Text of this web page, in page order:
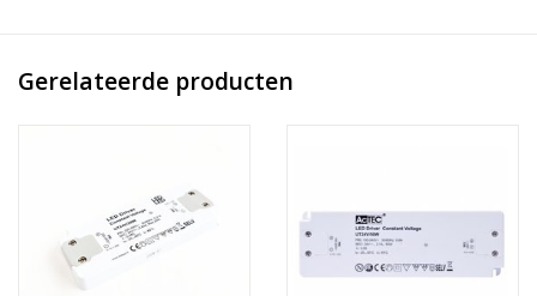
Gerelateerde producten